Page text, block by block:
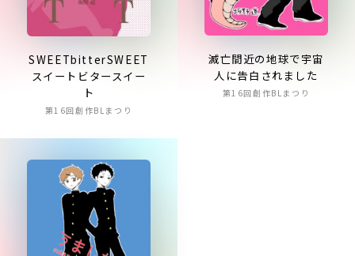
SWEETbitterSWEET
スイートビタースイー
ト
第16回創作BLまつり
滅亡間近の地球で宇宙
人に告白されました
第16回創作BLまつり